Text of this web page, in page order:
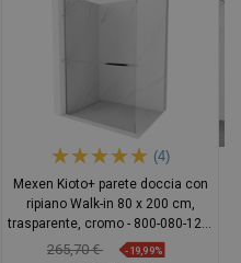
(4)
Mexen Kioto+ parete doccia con
ripiano Walk-in 80 x 200 cm,
trasparente, cromo - 800-080-121-
01-00
265,70 € -19,99%